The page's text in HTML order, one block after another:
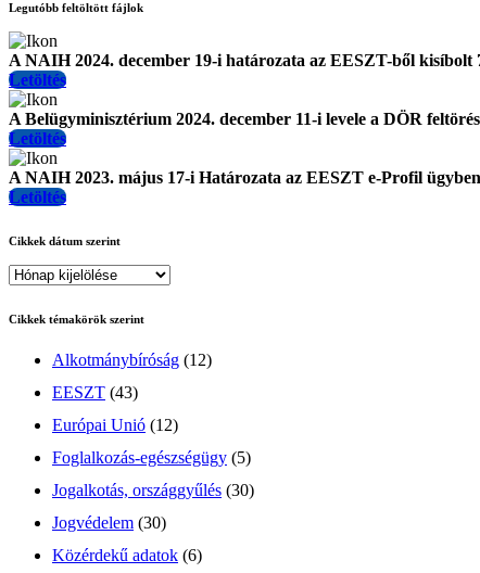
Legutóbb feltöltött fájlok
A NAIH 2024. december 19-i határozata az EESZT-ből
Letöltés
A Belügyminisztérium 2024. december 11-i levele a DÖR
Letöltés
A NAIH 2023. május 17-i Határozata az EESZT e-Profil ügyben
Letöltés
Cikkek dátum szerint
Cikkek témakörök szerint
Alkotmánybíróság (12)
EESZT (43)
Európai Unió (12)
Foglalkozás-egészségügy (5)
Jogalkotás, országgyűlés (30)
Jogvédelem (30)
Közérdekű adatok (6)